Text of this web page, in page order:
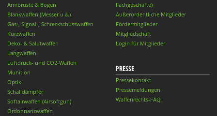
Armbrüste & Bögen
Blankwaffen (Messer u.ä.)
Gas-, Signal-, Schreckschusswaffen
Kurzwaffen
Deko- & Salutwaffen
Langwaffen
Luftdruck- und CO2-Waffen
Munition
Optik
Schalldämpfer
Softairwaffen (Airsoftgun)
Ordonnanzwaffen
Fachgeschäfte)
Außerordentliche Mitglieder
Fördermitglieder
Mitgliedschaft
Login für Mitglieder
PRESSE
Pressekontakt
Pressemeldungen
Waffenrechts-FAQ